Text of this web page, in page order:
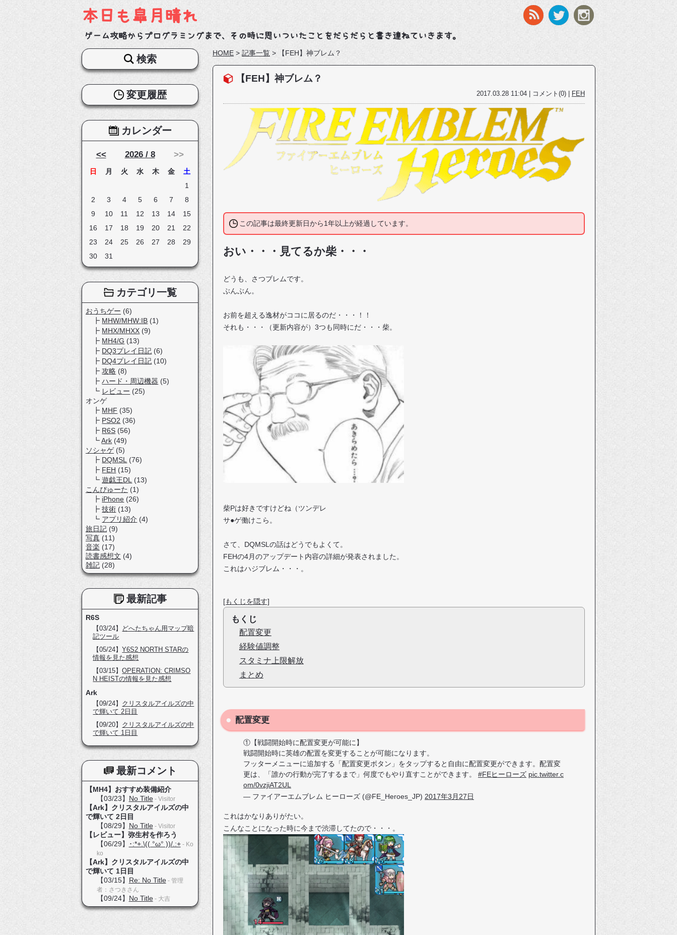
本日も皐月晴れ
ゲーム攻略からプログラミングまで、その時に思いついたことをだらだらと書き連ねていきます。
HOME > 記事一覧 > 【FEH】神ブレム？
【FEH】神ブレム？
2017.03.28 11:04 | コメント(0) | FEH
この記事は最終更新日から1年以上が経過しています。
おい・・・見てるか柴・・・
どうも、さつブレムです。
ぶんぶん。
お前を超える逸材がココに居るのだ・・・！！
それも・・・（更新内容が）3つも同時にだ・・・柴。
柴Pは好きですけどね（ツンデレ
サ●ゲ働けこら。
さて、DQMSLの話はどうでもよくて。
FEHの4月のアップデート内容の詳細が発表されました。
これはハジブレム・・・。
[もくじを隠す]
もくじ
配置変更
経験値調整
スタミナ上限解放
まとめ
配置変更
①【戦闘開始時に配置変更が可能に】
戦闘開始時に英雄の配置を変更することが可能になります。
フッターメニューに追加する「配置変更ボタン」をタップすると自由に配置変更ができます。配置変
更は、「誰かの行動が完了するまで」何度でもやり直すことができます。 #FEヒーローズ pic.twitter.c
om/0vzjiAT2UL
— ファイアーエムブレム ヒーローズ (@FE_Heroes_JP) 2017年3月27日
これはかなりありがたい。
こんなことになった時に今まで渋滞してたので・・・。
検索
変更履歴
カレンダー
<< 2026 / 8 >>
日 月 火 水 木 金
土
1
2
3 4 5 6 7
8
9
10 11 12 13 14
15
16
17 18 19 20 21
22
23
24 25 26 27 28
29
30
31
カテゴリ一覧
おうちゲー (6)
MHW/MHW:IB (1)
MHX/MHXX (9)
MH4/G (13)
DQ3プレイ日記 (6)
DQ4プレイ日記 (10)
攻略 (8)
ハード・周辺機器 (5)
レビュー (25)
オンゲ
MHF (35)
PSO2 (36)
R6S (56)
Ark (49)
ソシャゲ(5)
DQMSL
(76)
FEH (15)
遊戯王DL
(13)
こんぴゅーた (1)
iPhone (26)
技術 (13)
アプリ紹介 (4)
旅日記 (9)
写真 (11)
音楽 (17)
読書感想文 (4)
雑記 (28)
最新記事
R6S
【03/24】
どへたちゃん用マップ暗
記ツール
【05/24】Y6S2 NORTH STARの
情報を見た感想
【03/15】OPERATION: CRIMSO
N HEISTの情報を見た感想
Ark
【09/24】 クリスタルアイルズの中
で輝いて 2日目
【09/20】 クリスタルアイルズの中
で輝いて 1日目
最新コメント
【MH4】おすすめ装備紹介
【03/23】 No Title- Visitor
【Ark】クリスタルアイルズの中
で輝いて 2日目
【08/29】 No Title- Visitor
【レビュー】弥生村を作ろう
【06/29】
･:*+.\(( °ω° ))/.:+- Ko
ko
【Ark】クリスタルアイルズの中
で輝いて 1日目
【03/15】 Re: No Title- 管理
者：さつきさん
【09/24】 No Title- 大吉